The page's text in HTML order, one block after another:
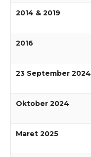
2014 & 2019
2016
23 September 2024
Oktober 2024
Maret 2025